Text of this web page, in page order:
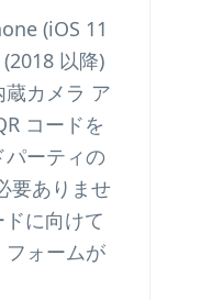
(iOS 11
以降)
カメラ ア
コードを
ーティの
要ありませ
に向けて
ォームが